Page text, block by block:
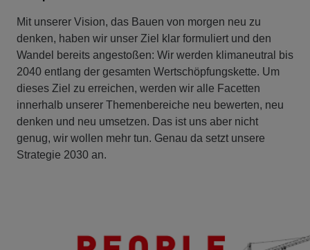
Mit unserer Vision, das Bauen von morgen neu zu
denken, haben wir unser Ziel klar formuliert und den
Wandel bereits angestoßen: Wir werden klimaneutral bis
2040 entlang der gesamten Wertschöpfungskette. Um
dieses Ziel zu erreichen, werden wir alle Facetten
innerhalb unserer Themenbereiche neu bewerten, neu
denken und neu umsetzen. Das ist uns aber nicht
genug, wir wollen mehr tun. Genau da setzt unsere
Strategie 2030 an.